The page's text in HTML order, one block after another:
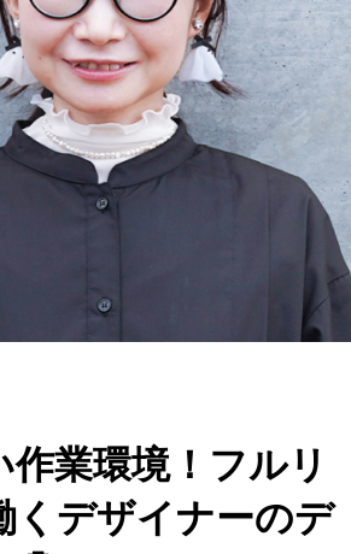
作業環境！フルリ
くデザイナーのデ